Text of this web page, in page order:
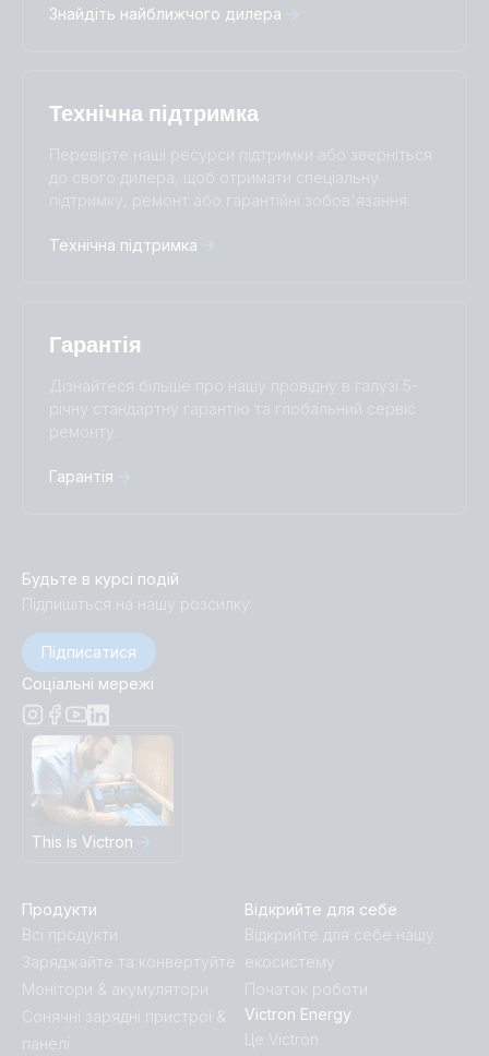
Italiano
Magyar
Suomalainen
Svenska
Русский
Українська
中國人
Subscribe
Знайдіть найближчого дилера
Технічна підтримка
Перевірте наші ресурси підтримки або зверніться
до свого дилера, щоб отримати спеціальну
підтримку, ремонт або гарантійні зобов'язання.
Технічна підтримка
Гарантія
Дізнайтеся більше про нашу провідну в галузі 5-
річну стандартну гарантію та глобальний сервіс
ремонту.
Гарантія
Будьте в курсі подій
Підпишіться на нашу розсилку
Підписатися
Соціальні мережі
This is Victron
Продукти
Всі продукти
Заряджайте та конвертуйте
Монітори & акумулятори
Сонячні зарядні пристрої &
панелі
Відкрийте для себе
Відкрийте для себе нашу
екосистему
Початок роботи
Victron Energy
Це Victron